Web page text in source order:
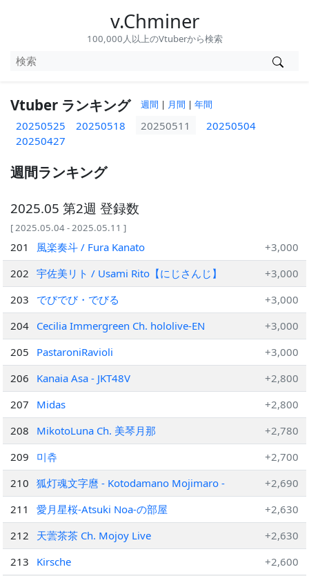
v.Chminer
100,000人以上のVtuberから検索
Vtuber ランキング 週間 | 月間 | 年間
20250525 20250518 20250511
20250504
20250427
週間ランキング
2025.05 第2週 登録数
[ 2025.05.04 - 2025.05.11 ]
201 風楽奏斗 / Fura Kanato
+3,000
202
宇佐美リト / Usami Rito【にじさんじ】
+3,000
203
でびでび・でびる
+3,000
204 Cecilia Immergreen Ch. hololive-EN
+3,000
205
PastaroniRavioli
+3,000
206
Kanaia Asa - JKT48V
+2,800
207
Midas
+2,800
208
MikotoLuna Ch. 美琴月那
+2,780
209
미츄
+2,700
210
狐灯魂文字麿 - Kotodamano Mojimaro -
+2,690
211
愛月星桜‐Atsuki Noa-の部屋
+2,630
212
天蕓茶茶 Ch. Mojoy Live
+2,630
213
Kirsche
+2,600